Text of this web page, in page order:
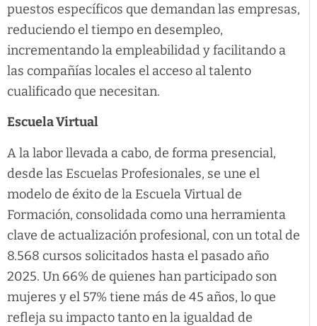
puestos específicos que demandan las empresas,
reduciendo el tiempo en desempleo,
incrementando la empleabilidad y facilitando a
las compañías locales el acceso al talento
cualificado que necesitan.
Escuela Virtual
A la labor llevada a cabo, de forma presencial,
desde las Escuelas Profesionales, se une el
modelo de éxito de la Escuela Virtual de
Formación, consolidada como una herramienta
clave de actualización profesional, con un total de
8.568 cursos solicitados hasta el pasado año
2025. Un 66% de quienes han participado son
mujeres y el 57% tiene más de 45 años, lo que
refleja su impacto tanto en la igualdad de